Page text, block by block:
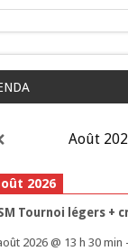
Août
2026
Tournoi légers +
2026@ 13 h 30 min -